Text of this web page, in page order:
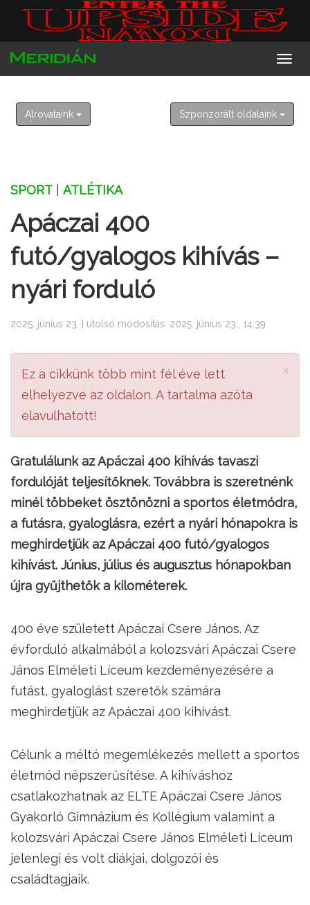
2026. augusztus 8. szombat
László
Alrovataink Szponzorált oldalaink
SPORT ATLÉTIKA
Apáczai 400
futó/gyalogos kihívás –
nyári forduló
2025. június 23. | utolsó módosítás: 2025. június 23., 14:39
×
Ez a cikkünk több mint fél éve lett
elhelyezve az oldalon. A tartalma azóta
elavulhatott!
Gratulálunk az Apáczai 400 kihívás tavaszi
fordulóját teljesítőknek. Továbbra is szeretnénk
minél többeket ösztönözni a sportos életmódra,
a futásra, gyaloglásra, ezért a nyári hónapokra is
meghirdetjük az Apáczai 400 futó/gyalogos
kihívást. Június, július és augusztus hónapokban
újra gyűjthetők a kilométerek.
400 éve született Apáczai Csere János. Az
évforduló alkalmából a kolozsvári Apáczai Csere
János Elméleti Líceum kezdeményezésére a
futást, gyaloglást szeretők számára
meghirdetjük az Apáczai 400 kihívást.
Célunk a méltó megemlékezés mellett a sportos
életmód népszerűsítése. A kihíváshoz
csatlakozhatnak az ELTE Apáczai Csere János
Gyakorló Gimnázium és Kollégium valamint a
kolozsvári Apáczai Csere János Elméleti Líceum
jelenlegi és volt diákjai, dolgozói és
családtagjaik.